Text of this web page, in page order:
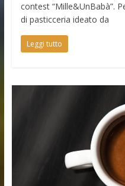
contest “Mille&UnBabà”.
di pasticceria ideato da
Leggi tutto